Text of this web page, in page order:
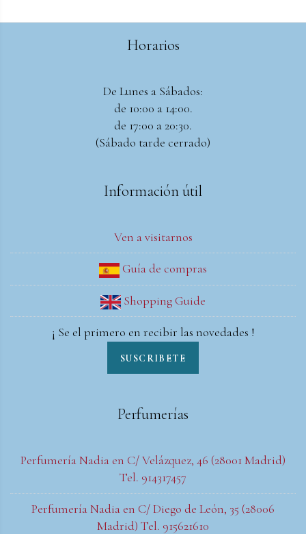
Horarios
De Lunes a Sábados:
de 10:00 a 14:00.
de 17:00 a 20:30.
(Sábado tarde cerrado)
Información útil
Ven a visitarnos
Guía de compras
Shopping Guide
¡ Se el primero en recibir las novedades !
SUSCRIBETE
Perfumerías
Perfumería Nadia en C/ Velázquez, 46 (28001 Madrid)
Tel. 914317457
Perfumería Nadia en C/ Diego de León, 35 (28006
Madrid) Tel. 915621610